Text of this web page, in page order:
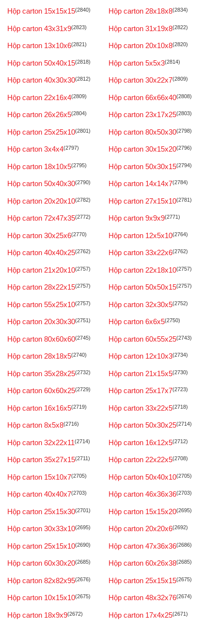
Hộp carton 15x15x15(2840) Hộp carton 28x18x8(2834)
Hộp carton 43x31x9(2823) Hộp carton 31x19x8(2822)
Hộp carton 13x10x6(2821) Hộp carton 20x10x8(2820)
Hộp carton 50x40x15(2818) Hộp carton 5x5x3(2814)
Hộp carton 40x30x30(2812) Hộp carton 30x22x7(2809)
Hộp carton 22x16x4(2809) Hộp carton 66x66x40(2808)
Hộp carton 26x26x5(2804) Hộp carton 23x17x25(2803)
Hộp carton 25x25x10(2801) Hộp carton 80x50x30(2798)
Hộp carton 3x4x4(2797) Hộp carton 30x15x20(2796)
Hộp carton 18x10x5(2795) Hộp carton 50x30x15(2794)
Hộp carton 50x40x30(2790) Hộp carton 14x14x7(2784)
Hộp carton 20x20x10(2782) Hộp carton 27x15x10(2781)
Hộp carton 72x47x35(2772) Hộp carton 9x9x9(2771)
Hộp carton 30x25x6(2770) Hộp carton 12x5x10(2764)
Hộp carton 40x40x25(2762) Hộp carton 33x22x6(2762)
Hộp carton 21x20x10(2757) Hộp carton 22x18x10(2757)
Hộp carton 28x22x15(2757) Hộp carton 50x50x15(2757)
Hộp carton 55x25x10(2757) Hộp carton 32x30x5(2752)
Hộp carton 20x30x30(2751) Hộp carton 6x6x5(2750)
Hộp carton 80x60x60(2745) Hộp carton 60x55x25(2743)
Hộp carton 28x18x5(2740) Hộp carton 12x10x3(2734)
Hộp carton 35x28x25(2732) Hộp carton 21x15x5(2730)
Hộp carton 60x60x25(2729) Hộp carton 25x17x7(2723)
Hộp carton 16x16x5(2719) Hộp carton 33x22x5(2718)
Hộp carton 8x5x8(2716) Hộp carton 50x30x25(2714)
Hộp carton 32x22x11(2714) Hộp carton 16x12x5(2712)
Hộp carton 35x27x15(2711) Hộp carton 22x22x5(2708)
Hộp carton 15x10x7(2705) Hộp carton 50x40x10(2705)
Hộp carton 40x40x7(2703) Hộp carton 46x36x36(2703)
Hộp carton 25x15x30(2701) Hộp carton 15x15x20(2695)
Hộp carton 30x33x10(2695) Hộp carton 20x20x6(2692)
Hộp carton 25x15x10(2690) Hộp carton 47x36x36(2686)
Hộp carton 60x30x20(2685) Hộp carton 60x26x38(2685)
Hộp carton 82x82x95(2676) Hộp carton 25x15x15(2675)
Hộp carton 10x15x10(2675) Hộp carton 48x32x76(2674)
Hộp carton 18x9x9(2672) Hộp carton 17x4x25(2671)